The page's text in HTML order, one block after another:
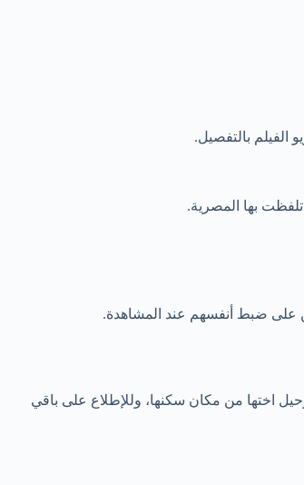
الفيلم بالتفصيل.
بها المصرية.
على ضبط أنفسهم عند المشاهدة.
اختها من مكان سكنها، وللإطلاع على باقي